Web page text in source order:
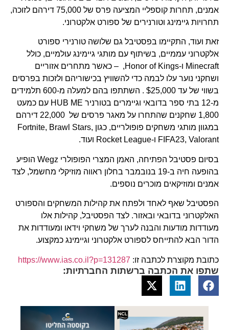
אמנים, תחרות קוספליי המציעה פרס של 75,000 דירהם לזוכה,
תחרויות גיימינג וטורנירים של ספורט אלקטרוני.
זאת ועוד, התקיימו בפסטיבל גם שלושה טורנירי ספורט
אלקטרוני עממיים, בשיתוף עם מותגי גיימינג עולמיים, כולל
Minecraft ו-Honor of Kings, – כאשר מתחרים אזוריים
ושחקני נוער עלו לבמה כדי להשוויץ בכישוריהם ולזכות בפרסים
בשווי של עד $25,000 . השתתפו בהם למעלה מ-600 תלמידים
מ-12 בתי ספר בדובאי וגיימרים בטורניר HUB ME עם כמעט
1,800 שחקנים שהתחרו על מאגר פרסים של 22,000 דירהם
במגוון מותגי משחקים פופולריים, כגון Fortnite, Brawl Stars,
FIFA23, Valorant ו-Rocket League ועוד.
בסיום פסטיבל הפתיחה, האמן המצרי הפופולרי Wegz הופיע
בהופעה חיה ב-19 בנובמבר בחלון ראווה מוזיקלי מחשמל, לצד
אמנים ומוזיקאים מוכרים נוספים.
הפסטיבל שאף לאחד ולפתח את קהילות המשחקים והספורט
האלקטרוני בדובאי ובאזור. לצד הפסטיבל, קהילות אלו
מעודדות מודעות והבנה לערך של משחקי וידאו ומעודדות את
הדור הבא להתייחס לספורט אלקטרוני וגיימינג כמקצוע.
כתובת מקוצרת לכתבה זו: https://www.ias.co.il?p=131287
שתפו את הכתבה ברשתות החברתיות: